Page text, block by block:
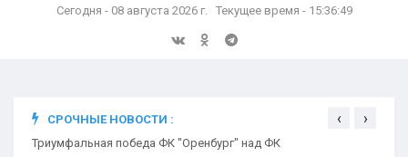
Сегодня - 08 августа 2026 г. Текущее время - 15:36:49
СРОЧНЫЕ НОВОСТИ :
Триумфальная победа ФК "Оренбург" над ФК
‹ ›